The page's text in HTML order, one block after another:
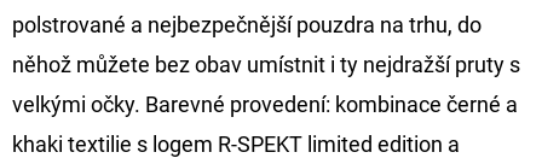
polstrované a nejbezpečnější pouzdra na trhu, do
něhož můžete bez obav umístnit i ty nejdražší pruty s
velkými očky. Barevné provedení: kombinace černé a
khaki textilie s logem R-SPEKT limited edition a